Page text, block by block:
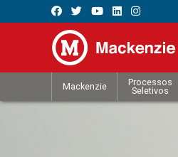
Mackenzie
Processos
Seletivos